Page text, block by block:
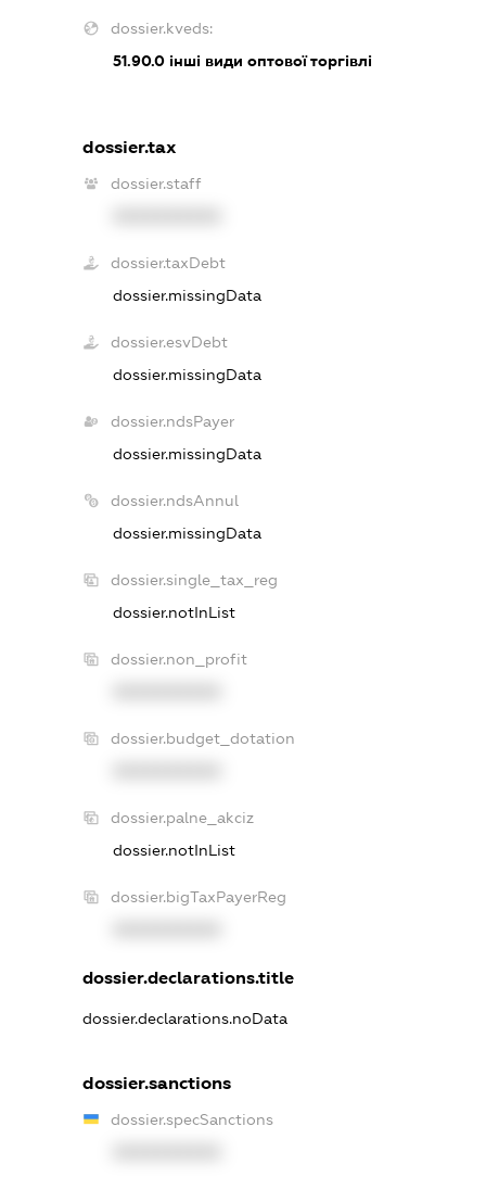
dossier.kveds:
51.90.0 інші види оптової торгівлі
dossier.tax
dossier.staff
dossier.taxDebt
dossier.missingData
dossier.esvDebt
dossier.missingData
dossier.ndsPayer
dossier.missingData
dossier.ndsAnnul
dossier.missingData
dossier.single_tax_reg
dossier.notInList
dossier.non_profit
dossier.budget_dotation
dossier.palne_akciz
dossier.notInList
dossier.bigTaxPayerReg
dossier.declarations.title
dossier.declarations.noData
dossier.sanctions
dossier.specSanctions